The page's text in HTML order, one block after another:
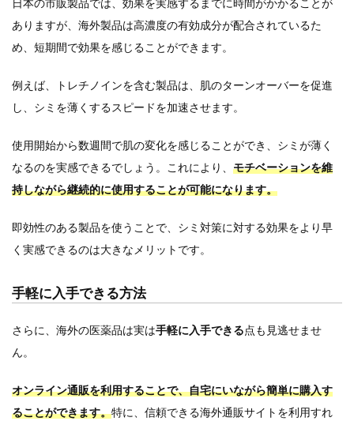
日本の市販製品では、効果を実感するまでに時間がかかることが
ありますが、海外製品は高濃度の有効成分が配合されているた
め、短期間で効果を感じることができます。
例えば、トレチノインを含む製品は、肌のターンオーバーを促進
し、シミを薄くするスピードを加速させます。
使用開始から数週間で肌の変化を感じることができ、シミが薄く
なるのを実感できるでしょう。これにより、 モチベーションを維
持しながら継続的に使用することが可能になります。
即効性のある製品を使うことで、シミ対策に対する効果をより早
く実感できるのは大きなメリットです。
手軽に入手できる方法
さらに、海外の医薬品は実は手軽に入手できる点も見逃せませ
ん。
オンライン通販を利用することで、自宅にいながら簡単に購入す
ることができます。特に、信頼できる海外通販サイトを利用すれ